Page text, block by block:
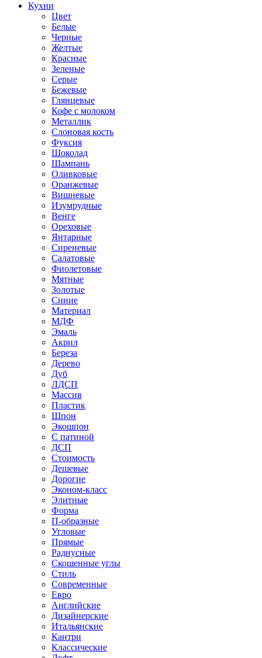
Кухни
Цвет
Белые
Черные
Желтые
Красные
Зеленые
Серые
Бежевые
Глянцевые
Кофе с молоком
Металлик
Слоновая кость
Фуксия
Шоколад
Шампань
Оливковые
Оранжевые
Вишневые
Изумрудные
Венге
Ореховые
Янтарные
Сиреневые
Салатовые
Фиолетовые
Мятные
Золотые
Синие
Материал
МДФ
Эмаль
Акрил
Береза
Дерево
Дуб
ЛДСП
Массив
Пластик
Шпон
Экошпон
С патиной
ДСП
Стоимость
Дешевые
Дорогие
Эконом-класс
Элитные
Форма
П-образные
Угловые
Прямые
Радиусные
Скошенные углы
Стиль
Современные
Евро
Английские
Дизайнерские
Итальянские
Кантри
Классические